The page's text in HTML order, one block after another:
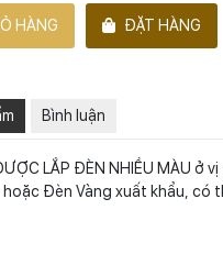
HÀNG ĐẶT HÀNG
Bình luận
LẮP ĐÈN NHIỀU MÀU ở
Đèn Vàng xuất khẩu, có